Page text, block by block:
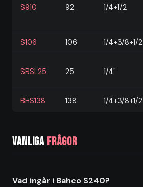
S910 92 1/4+1/2
S106 106 1/4+3/8+1/2
SBSL25 25 1/4"
BHS138 138 1/4+3/8+1/2
Vanliga frågor
Vad ingår i Bahco S240?